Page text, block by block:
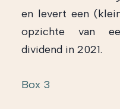
en levert een
opzichte van
dividend in 2021.
Box 3